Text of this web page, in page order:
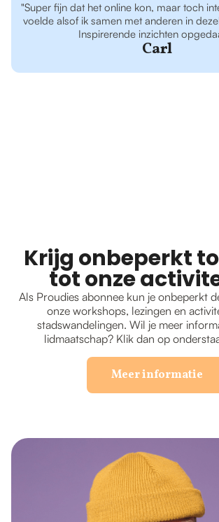
"Super fijn dat het online kon, maar toch
voelde alsof ik samen met anderen in
Inspirerende inzichten
Carl
Krijg onbeperkt
tot onze
Als Proudies abonnee kun je onbeperkt
onze workshops, lezingen en
stadswandelingen. Wil je meer
lidmaatschap? Klik dan op
Meer informatie